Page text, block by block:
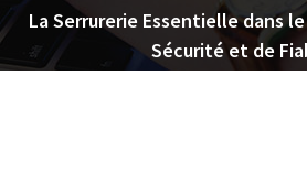
La Serrurerie Essentielle dans
Sécurité et de